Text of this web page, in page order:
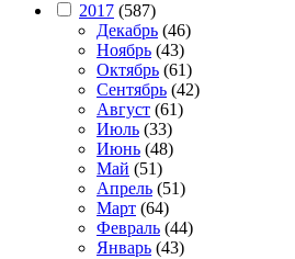
2017 (587)
Декабрь (46)
Ноябрь (43)
Октябрь (61)
Сентябрь (42)
Август (61)
Июль (33)
Июнь (48)
Май (51)
Апрель (51)
Март (64)
Февраль (44)
Январь (43)